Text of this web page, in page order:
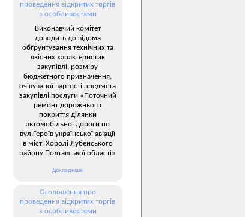
проведення відкритих торгів
з особливостями
Виконавчий комітет
доводить до відома
обґрунтування технічних та
якісних характеристик
закупівлі, розміру
бюджетного призначення,
очікуваної вартості предмета
закупівлі послуги «Поточний
ремонт дорожнього
покриття ділянки
автомобільної дороги по
вул.Героїв української авіації
в місті Хоролі Лубенського
району Полтавської області»
Докладніше
Оголошення про
проведення відкритих торгів
з особливостями